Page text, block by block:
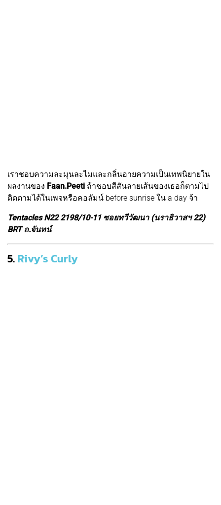
เราชอบความละมุนละไมและกลิ่นอายความเป็นเทพนิยายใน
ผลงานของ Faan.Peeti ถ้าชอบสีสันลายเส้นของเธอก็ตามไป
ติดตามได้ในเพจหรือคอลัมน์ before sunrise ใน a day จ้า
Tentacles N22 2198/10-11 ซอยทวีวัฒนา (นราธิวาสฯ 22)
BRT ถ.จันทน์
5.Rivy’s Curly